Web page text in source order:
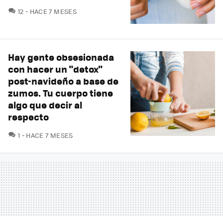
12 COMENTARIOS
HACE 7 MESES
Hay gente obsesionada
con hacer un "detox"
post-navideño a base de
zumos. Tu cuerpo tiene
algo que decir al
respecto
1 COMENTARIOS
HACE 7 MESES